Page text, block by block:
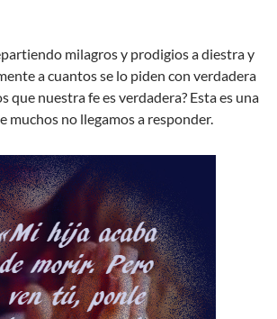
milagros y prodigios a diestra y
a cuantos se lo piden con verdadera
que nuestra fe es verdadera? Esta es una
muchos no llegamos a responder.